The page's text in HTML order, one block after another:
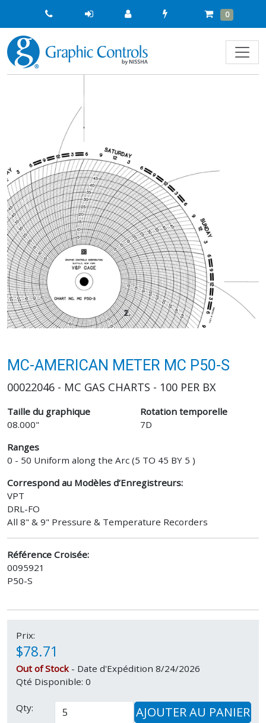
Quick
Order
Cart
0 Items
Previous
MC-AMERICAN METER MC P50-S
00022046 - MC GAS CHARTS - 100 PER BX
Taille du graphique
08.000"
Rotation temporelle
7D
Ranges
0 - 50 Uniform along the Arc (5 TO 45 BY 5 )
Correspond au Modèles d’Enregistreurs:
VPT
DRL-FO
All 8" & 9" Pressure & Temperature Recorders
Référence Croisée:
0095921
P50-S
Prix:
$78.71
Out of Stock - Date d'Expédition 8/24/2026
Qté Disponible: 0
Qty: AJOUTER AU PANIER